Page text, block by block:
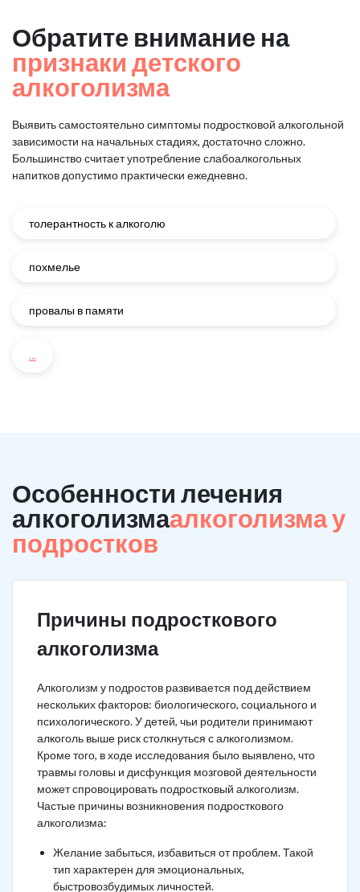
Обратите внимание на
признаки детского
алкоголизма
Выявить самостоятельно симптомы подростковой алкогольной
зависимости на начальных стадиях, достаточно сложно.
Большинство считает употребление слабоалкогольных
напитков допустимо практически ежедневно.
толерантность к алкоголю
похмелье
провалы в памяти
...
Особенности лечения
алкоголизмаалкоголизма у
подростков
Причины подросткового
алкоголизма
Алкоголизм у подростов развивается под действием
нескольких факторов: биологического, социального и
психологического. У детей, чьи родители принимают
алкоголь выше риск столкнуться с алкоголизмом.
Кроме того, в ходе исследования было выявлено, что
травмы головы и дисфункция мозговой деятельности
может спровоцировать подростковый алкоголизм.
Частые причины возникновения подросткового
алкоголизма:
Желание забыться, избавиться от проблем. Такой
тип характерен для эмоциональных,
быстровозбудимых личностей.